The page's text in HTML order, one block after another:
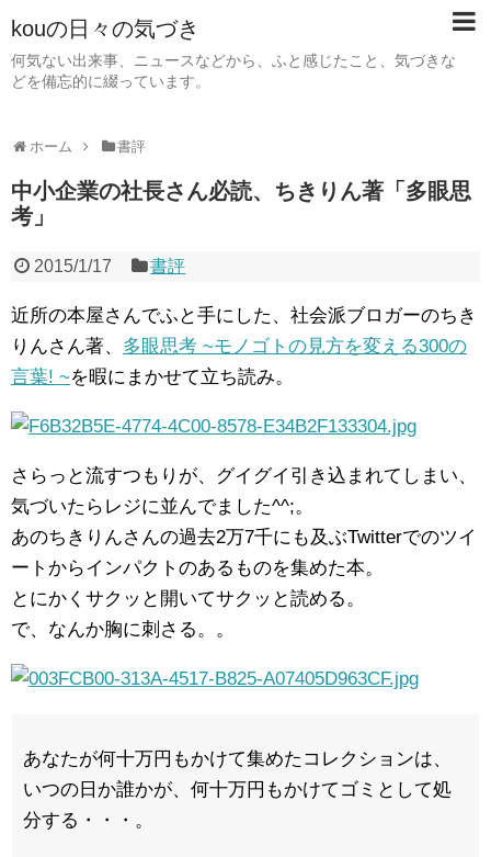
kouの日々の気づき
何気ない出来事、ニュースなどから、ふと感じたこと、気づきな
どを備忘的に綴っています。
ホーム 書評
中小企業の社長さん必読、ちきりん著「多眼思
考」
2015/1/17 書評
近所の本屋さんでふと手にした、社会派ブロガーのちき
りんさん著、 多眼思考 ~モノゴトの見方を変える300の
言葉! ~を暇にまかせて立ち読み。
さらっと流すつもりが、グイグイ引き込まれてしまい、
気づいたらレジに並んでました^^;。
あのちきりんさんの過去2万7千にも及ぶTwitterでのツイ
ートからインパクトのあるものを集めた本。
とにかくサクッと開いてサクッと読める。
で、なんか胸に刺さる。。
あなたが何十万円もかけて集めたコレクションは、
いつの日か誰かが、何十万円もかけてゴミとして処
分する・・・。